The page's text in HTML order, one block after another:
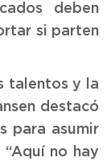
deben
si parten
talentos y la
destacó
para asumir
no hay